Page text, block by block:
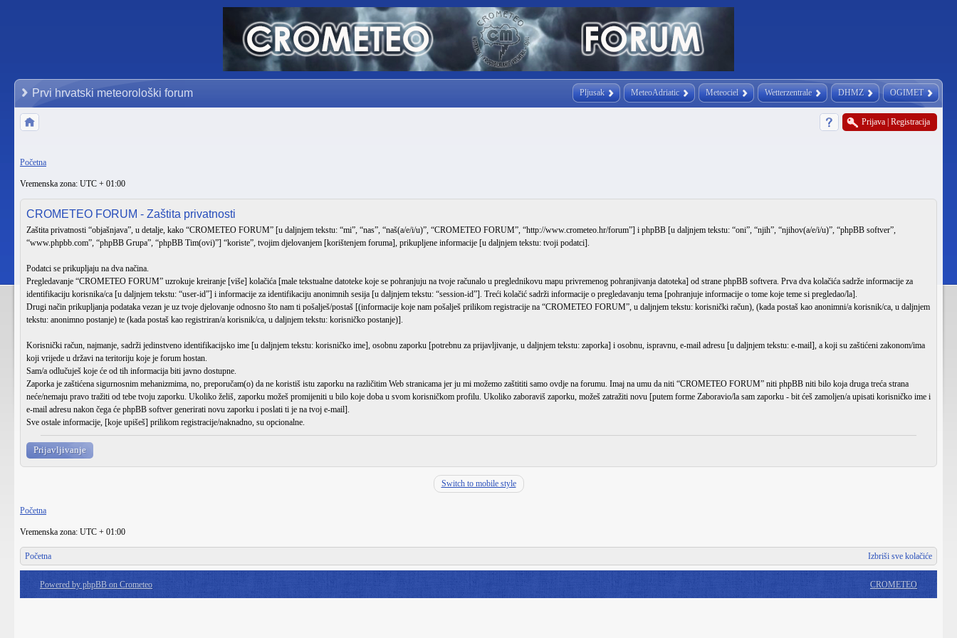
Pljusak MeteoAdriatic Meteociel Wetterzentrale DHMZ OGIMET
Prvi hrvatski meteorološki forum
Prijava Registracija
Početna
Vremenska zona: UTC + 01:00
CROMETEO FORUM - Zaštita privatnosti
Zaštita privatnosti “objašnjava”, u detalje, kako “CROMETEO FORUM” [u daljnjem tekstu: “mi”, “nas”, “naš(a/e/i/u)”, “CROMETEO FORUM”, “http://www.crometeo.hr/forum”] i phpBB [u daljnjem tekstu: “oni”, “njih”, “njihov(a/e/i/u)”, “phpBB softver”,
“www.phpbb.com”, “phpBB Grupa”, “phpBB Tim(ovi)”] “koriste”, tvojim djelovanjem [korištenjem foruma], prikupljene informacije [u daljnjem tekstu: tvoji podatci].
Podatci se prikupljaju na dva načina.
Pregledavanje “CROMETEO FORUM” uzrokuje kreiranje [više] kolačića [male tekstualne datoteke koje se pohranjuju na tvoje računalo u preglednikovu mapu privremenog pohranjivanja datoteka] od strane phpBB softvera. Prva dva kolačića sadrže informacije za
identifikaciju korisnika/ca [u daljnjem tekstu: “user-id”] i informacije za identifikaciju anonimnih sesija [u daljnjem tekstu: “session-id”]. Treći kolačić sadrži informacije o pregledavanju tema [pohranjuje informacije o tome koje teme si pregledao/la].
Drugi način prikupljanja podataka vezan je uz tvoje djelovanje odnosno što nam ti pošalješ/postaš [(informacije koje nam pošalješ prilikom registracije na “CROMETEO FORUM”, u daljnjem tekstu: korisnički račun), (kada postaš kao anonimni/a korisnik/ca, u daljnjem
tekstu: anonimno postanje) te (kada postaš kao registriran/a korisnik/ca, u daljnjem tekstu: korisničko postanje)].
Korisnički račun, najmanje, sadrži jedinstveno identifikacijsko ime [u daljnjem tekstu: korisničko ime], osobnu zaporku [potrebnu za prijavljivanje, u daljnjem tekstu: zaporka] i osobnu, ispravnu, e-mail adresu [u daljnjem tekstu: e-mail], a koji su zaštićeni zakonom/ima
koji vrijede u državi na teritoriju koje je forum hostan.
Sam/a odlučuješ koje će od tih informacija biti javno dostupne.
Zaporka je zaštićena sigurnosnim mehanizmima, no, preporučam(o) da ne koristiš istu zaporku na različitim Web stranicama jer ju mi možemo zaštititi samo ovdje na forumu. Imaj na umu da niti “CROMETEO FORUM” niti phpBB niti bilo koja druga treća strana
neće/nemaju pravo tražiti od tebe tvoju zaporku. Ukoliko želiš, zaporku možeš promijeniti u bilo koje doba u svom korisničkom profilu. Ukoliko zaboraviš zaporku, možeš zatražiti novu [putem forme Zaboravio/la sam zaporku - bit ćeš zamoljen/a upisati korisničko ime i
e-mail adresu nakon čega će phpBB softver generirati novu zaporku i poslati ti je na tvoj e-mail].
Sve ostale informacije, [koje upišeš] prilikom registracije/naknadno, su opcionalne.
Prijavljivanje
Switch to mobile style
Početna
Vremenska zona: UTC + 01:00
Početna Izbriši sve kolačiće
Powered by phpBB on Crometeo CROMETEO